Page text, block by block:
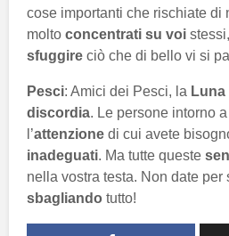
cose importanti che rischiate di
molto concentrati su voi
sfuggire ciò che di bello vi si
Pesci: Amici dei Pesci, la Luna
discordia. Le persone intorno
l’attenzione di cui avete
inadeguati. Ma tutte queste
nella vostra testa. Non date per
sbagliando tutto!